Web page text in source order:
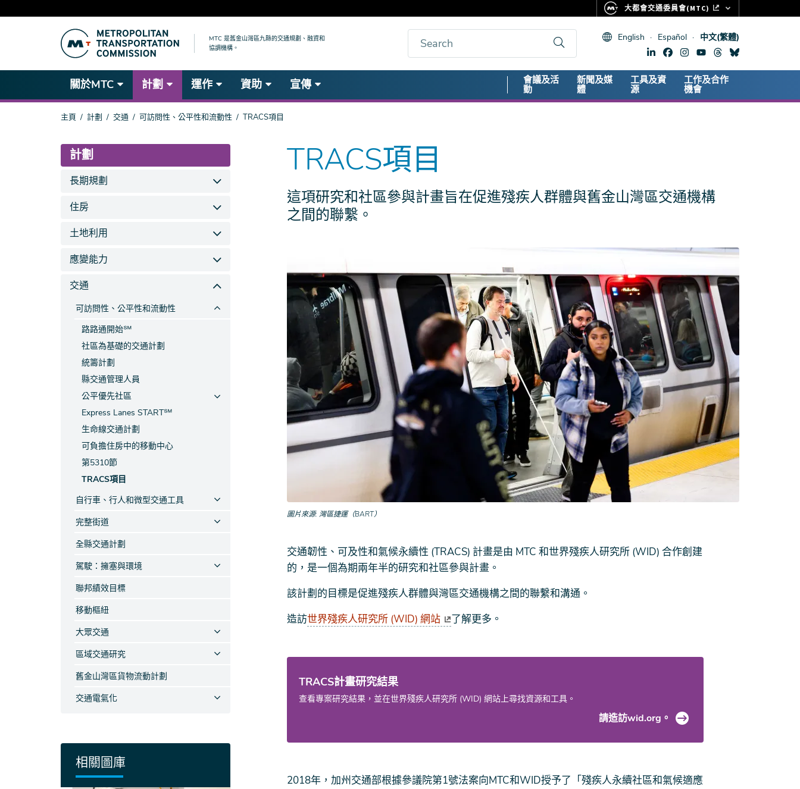
要
容
MTC 是舊金山灣區九縣的交通規劃、融資和
協調機構。
English Español 中文(繁體)
關於MTC 計劃 運作 資助 宣傳
Secondary
Nav
會議及活
動
新聞及媒
體
工具及資
源
工作及合作
機會
你
主頁 計劃 交通 可訪問性、公平性和流動性 TRACS項目
TRACS項目
這項研究和社區參與計畫旨在促進殘疾人群體與舊金山灣區交通機構
之間的聯繫。
圖片來源 灣區捷運（BART）
交通韌性、可及性和氣候永續性 (TRACS) 計畫是由 MTC 和世界殘疾人研究所 (WID) 合作創建
的，是一個為期兩年半的研究和社區參與計畫。
該計劃的目標是促進殘疾人群體與灣區交通機構之間的聯繫和溝通。
造訪世界殘疾人研究所 (WID) 網站 了解更多。
TRACS計畫研究結果
查看專案研究結果，並在世界殘疾人研究所 (WID) 網站上尋找資源和工具。
請造訪wid.org。
2018年，加州交通部根據參議院第1號法案向MTC和WID授予了「殘疾人永續社區和氣候適應
相關圖庫
計劃
長期規劃
住房
土地利用
應變能力
交通
可訪問性、公平性和流動性
路路通開始℠
社區為基礎的交通計劃
統籌計劃
縣交通管理人員
公平優先社區
Express Lanes START℠
生命線交通計劃
可負擔住房中的移動中心
第5310節
TRACS項目
自行車、行人和微型交通工具
完整街道
全縣交通計劃
駕駛：擁塞與環境
聯邦績效目標
移動樞紐
大眾交通
區域交通研究
舊金山灣區貨物流動計劃
交通電氣化
大都會交通委員會(MTC)
CLIPPER CARD
生命體徵